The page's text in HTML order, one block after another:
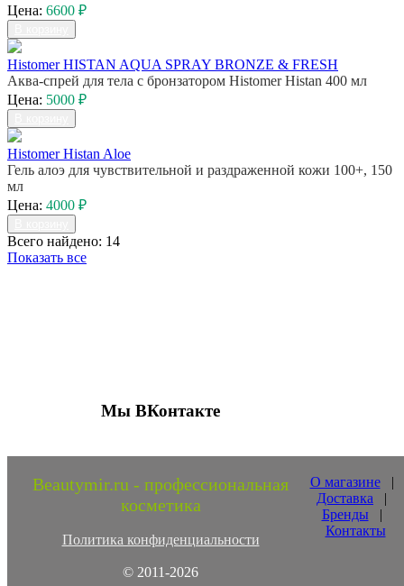
Цена: 6600 ₽
Histomer HISTAN AQUA SPRAY BRONZE & FRESH
Аква-спрей для тела с бронзатором Histomer Histan 400 мл
Цена: 5000 ₽
Histomer Histan Aloe
Гель алоэ для чувствительной и раздраженной кожи 100+, 150
мл
Цена: 4000 ₽
Всего найдено: 14
Показать все
Мы ВКонтакте
Beautymir.ru - профессиональная
косметика
Политика конфиденциальности
© 2011-2026
О магазине|
Доставка |
Бренды |
Контакты